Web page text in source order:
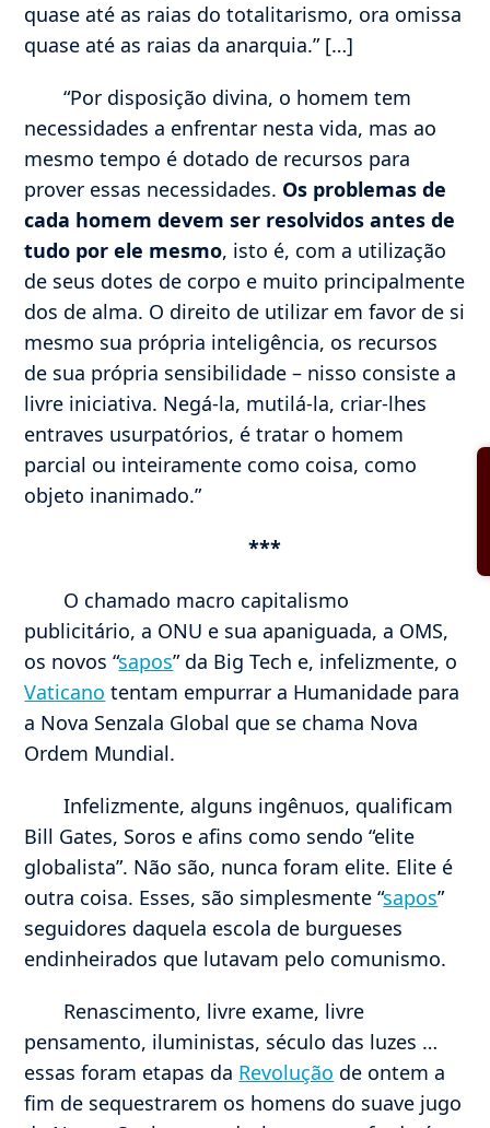
quase até as raias do totalitarismo, ora omissa
quase até as raias da anarquia.” […]
“Por disposição divina, o homem tem
necessidades a enfrentar nesta vida, mas ao
mesmo tempo é dotado de recursos para
prover essas necessidades. Os problemas de
cada homem devem ser resolvidos antes de
tudo por ele mesmo, isto é, com a utilização
de seus dotes de corpo e muito principalmente
dos de alma. O direito de utilizar em favor de si
mesmo sua própria inteligência, os recursos
de sua própria sensibilidade – nisso consiste a
livre iniciativa. Negá-la, mutilá-la, criar-lhes
entraves usurpatórios, é tratar o homem
parcial ou inteiramente como coisa, como
objeto inanimado.”
***
O chamado macro capitalismo
publicitário, a ONU e sua apaniguada, a OMS,
os novos “sapos” da Big Tech e, infelizmente, o
Vaticano tentam empurrar a Humanidade para
a Nova Senzala Global que se chama Nova
Ordem Mundial.
Infelizmente, alguns ingênuos, qualificam
Bill Gates, Soros e afins como sendo “elite
globalista”. Não são, nunca foram elite. Elite é
outra coisa. Esses, são simplesmente “sapos”
seguidores daquela escola de burgueses
endinheirados que lutavam pelo comunismo.
Renascimento, livre exame, livre
pensamento, iluministas, século das luzes …
essas foram etapas da Revolução de ontem a
fim de sequestrarem os homens do suave jugo